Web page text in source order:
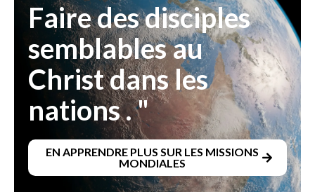
Faire des disciples
semblables au
Christ dans les
nations . "
EN APPRENDRE PLUS SUR LES MISSIONS
MONDIALES